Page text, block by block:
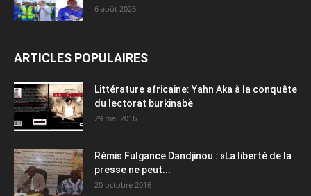
6 août 2026
ARTICLES POPULAIRES
Littérature africaine: Yahn Aka à la conquête
du lectorat burkinabè
29 mai 2016
Rémis Fulgance Dandjinou : «La liberté de la
presse ne peut...
20 octobre 2016